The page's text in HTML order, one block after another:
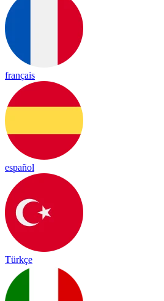
français
español
Türkçe